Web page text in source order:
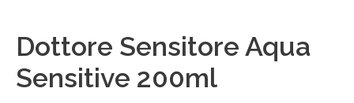
Dottore Sensitore Aqua
Sensitive 200ml